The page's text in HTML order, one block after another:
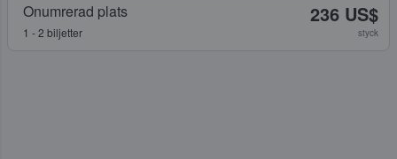
Onumrerad plats
1 - 2 biljetter
236 US$
styck